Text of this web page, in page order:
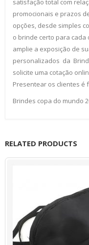
satisfação total com
promocionais e prazos
opções, desde simples
o brinde certo para cada
amplie a exposição de
personalizados da
solicite uma cotação
Presentear os clientes é
Brindes copa do mundo
RELATED PRODUCTS